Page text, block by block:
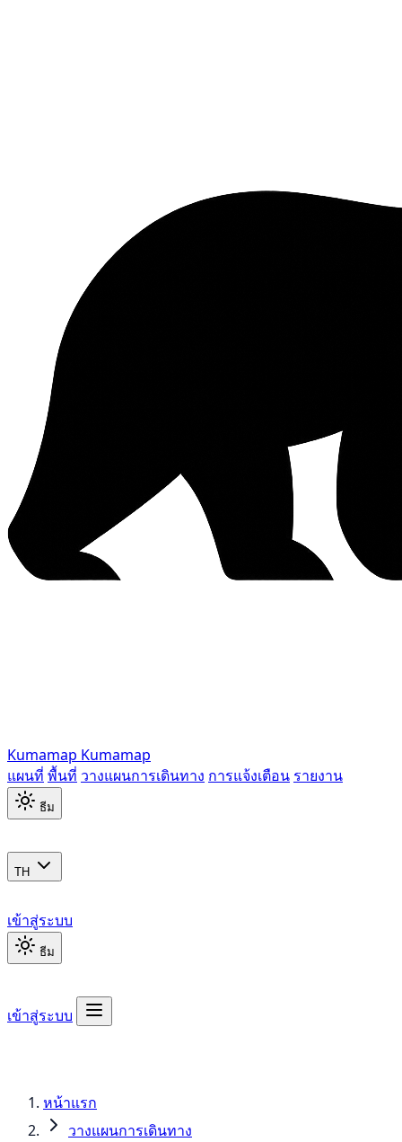
Kumamap Kumamap
แผนที่ พื้นที่ วางแผนการเดินทาง การแจ้งเตือน รายงาน
ธีม
TH
เข้าสู่ระบบ
ธีม
เข้าสู่ระบบ
หน้าแรก
วางแผนการเดินทาง